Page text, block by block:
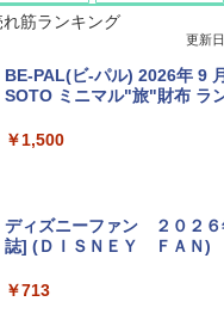
筋ランキング
更新
BE-PAL(ビ-パル) 2026年 9
SOTO ミニマル"旅"財布 ラ
￥1,500
ディズニーファン ２０２
誌] (ＤＩＳＮＥＹ ＦＡＮ)
￥713